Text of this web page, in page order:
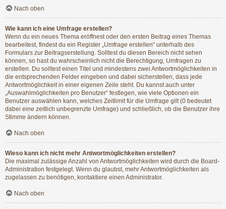
Nach oben
Wie kann ich eine Umfrage erstellen?
Wenn du ein neues Thema eröffnest oder den ersten Beitrag eines Themas
bearbeitest, findest du ein Register „Umfrage erstellen“ unterhalb des
Formulars zur Beitragserstellung. Solltest du diesen Bereich nicht sehen
können, so hast du wahrscheinlich nicht die Berechtigung, Umfragen zu
erstellen. Du solltest einen Titel und mindestens zwei Antwortmöglichkeiten in
die entsprechenden Felder eingeben und dabei sicherstellen, dass jede
Antwortmöglichkeit in einer eigenen Zeile steht. Du kannst auch unter
„Auswahlmöglichkeiten pro Benutzer“ festlegen, wie viele Optionen ein
Benutzer auswählen kann, welches Zeitlimit für die Umfrage gilt (0 bedeutet
dabei eine zeitlich unbegrenzte Umfrage) und schließlich, ob die Benutzer ihre
Stimme ändern können.
Nach oben
Wieso kann ich nicht mehr Antwortmöglichkeiten erstellen?
Die maximal zulässige Anzahl von Antwortmöglichkeiten wird durch die Board-
Administration festgelegt. Wenn du glaubst, mehr Antwortmöglichkeiten als
zugelassen zu benötigen, kontaktiere einen Administrator.
Nach oben